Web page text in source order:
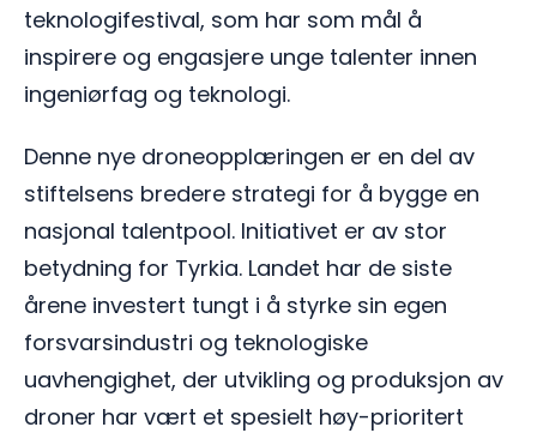
teknologifestival, som har som mål å
inspirere og engasjere unge talenter innen
ingeniørfag og teknologi.
Denne nye droneopplæringen er en del av
stiftelsens bredere strategi for å bygge en
nasjonal talentpool. Initiativet er av stor
betydning for Tyrkia. Landet har de siste
årene investert tungt i å styrke sin egen
forsvarsindustri og teknologiske
uavhengighet, der utvikling og produksjon av
droner har vært et spesielt høy-prioritert